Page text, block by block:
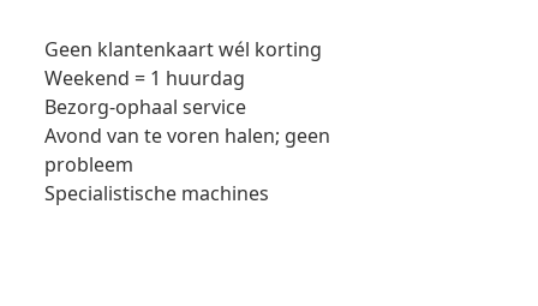
Geen klantenkaart wél korting
Weekend = 1 huurdag
Bezorg-ophaal service
Avond van te voren halen; geen
probleem
Specialistische machines